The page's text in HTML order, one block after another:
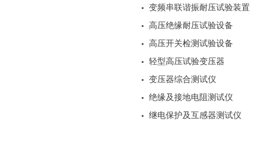
变频串联谐振耐压试验装置
高压绝缘耐压试验设备
高压开关检测试验设备
轻型高压试验变压器
变压器综合测试仪
绝缘及接地电阻测试仪
继电保护及互感器测试仪